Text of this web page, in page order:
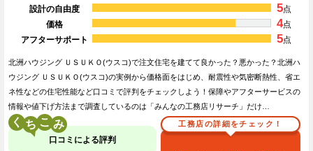
設計の自由度
5点
価格
4点
アフターサポート
5点
北洲ハウジング ＵＳＵＫＯ(ウスコ)で注文住宅を建てて良かった？悪かった？北洲ハ
ウジング ＵＳＵＫＯ(ウスコ)の実例から価格面をはじめ、耐震性や気密断熱性、省エ
ネ性などの住宅性能など口コミで評判をチェックしよう！保障やアフターサービスの
情報や値下げ方法まで調査しているのは「みんなの工務店リサーチ」だけ…
く こ
口コミによる評判
工務店の詳細をチェック！